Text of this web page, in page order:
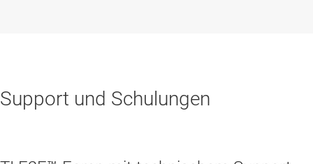
Support und Schulungen